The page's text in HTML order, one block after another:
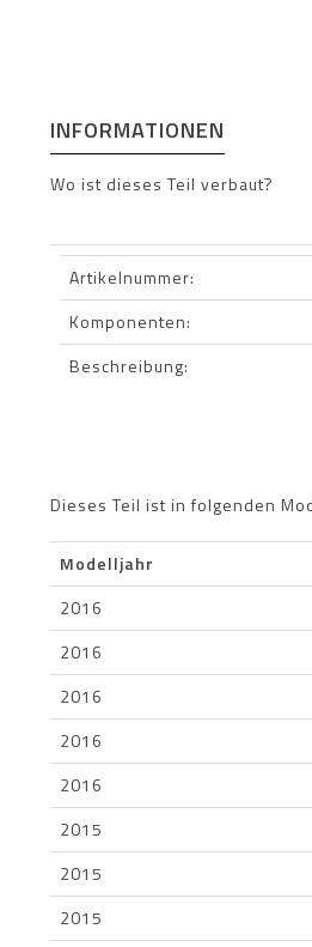
INFORMATIONEN
Wo ist dieses Teil verbaut?
Artikelnummer:
Komponenten:
Beschreibung:
Dieses Teil ist in folgenden
Modelljahr
2016
2016
2016
2016
2016
2015
2015
2015